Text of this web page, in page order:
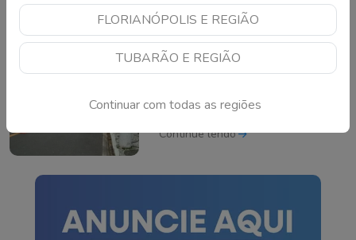
FLORIANÓPOLIS E REGIÃO
TUBARÃO E REGIÃO
Continuar com todas as regiões
Continue lendo
Fiscalização de
adulterados é
Continue lendo